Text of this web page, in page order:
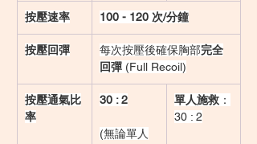
按壓速率 100 - 120 次/分鐘
按壓回彈 每次按壓後確保胸部完全
回彈 (Full Recoil)
按壓通氣比
率
30 : 2
(無論單人
單人施救 ：
30 : 2